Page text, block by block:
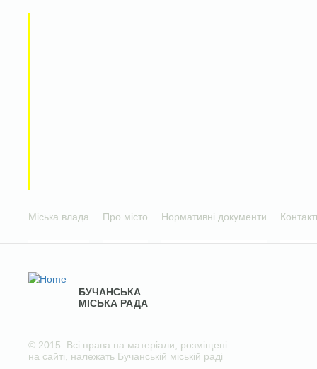
Міська влада Про місто Нормативні документи
БУЧАНСЬКА
МІСЬКА РАДА
© 2015. Всі права на матеріали, розміщені
на сайті, належать Бучанській міській раді